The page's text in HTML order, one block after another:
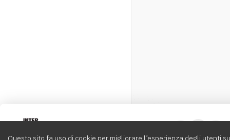
Questo sito fa uso di cookie per migliorare l’esperienza degli utenti